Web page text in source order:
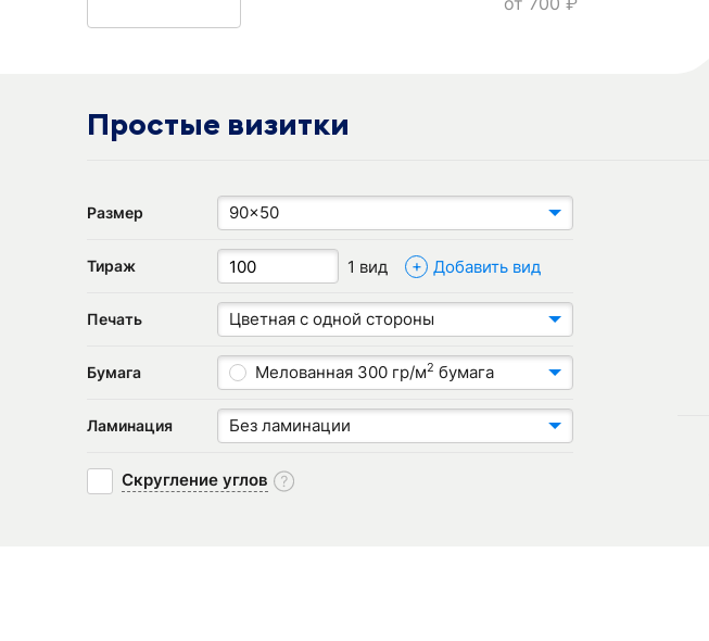
руб.
Простые визитки
Размер 90x50
Тираж 1 вид + Добавить вид
Печать Цветная с одной стороны
Бумага Мелованная 300 гр/м2 бумага
Ламинация Без ламинации
Скругление углов